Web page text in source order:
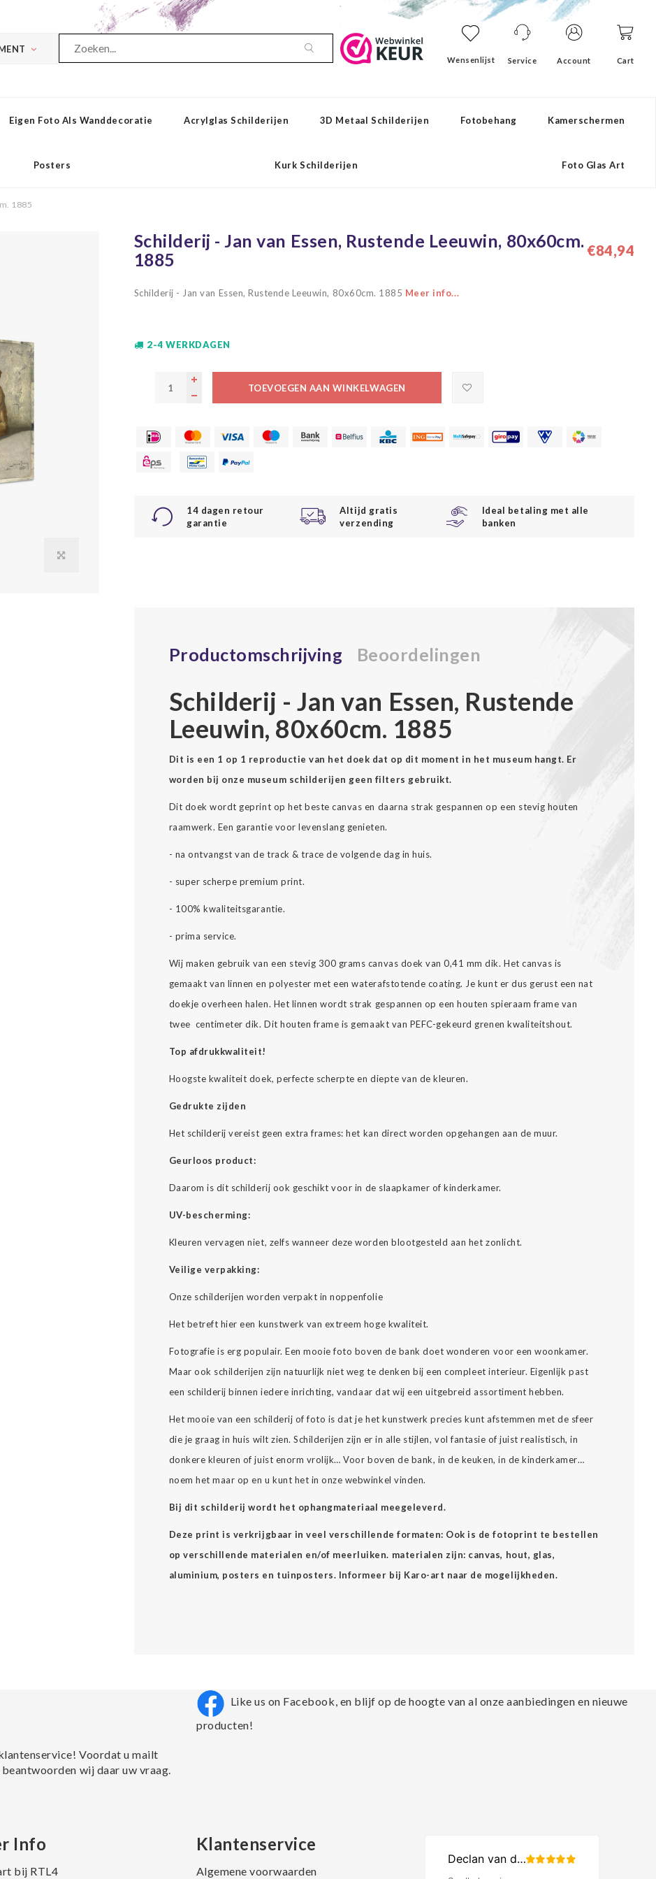
Wensenlijst Service Account Cart
Eigen Foto Als Wanddecoratie Acrylglas Schilderijen 3D Metaal Schilderijen Fotobehang Kamerschermen
Posters Kurk Schilderijen Foto Glas Art
1885
Schilderij - Jan van Essen, Rustende Leeuwin, 80x60cm.
1885
€84,94
Schilderij - Jan van Essen, Rustende Leeuwin, 80x60cm. 1885 Meer info...
2-4 WERKDAGEN
TOEVOEGEN AAN WINKELWAGEN
14 dagen retour
garantie
Altijd gratis
verzending
Ideal betaling met alle
banken
Productomschrijving Beoordelingen
Schilderij - Jan van Essen, Rustende
Leeuwin, 80x60cm. 1885
Dit is een 1 op 1 reproductie van het doek dat op dit moment in het museum hangt. Er
worden bij onze museum schilderijen geen filters gebruikt.
Dit doek wordt geprint op het beste canvas en daarna strak gespannen op een stevig houten
raamwerk. Een garantie voor levenslang genieten.
- na ontvangst van de track & trace de volgende dag in huis.
- super scherpe premium print.
- 100% kwaliteitsgarantie.
- prima service.
Wij maken gebruik van een stevig 300 grams canvas doek van 0,41 mm dik. Het canvas is
gemaakt van linnen en polyester met een waterafstotende coating. Je kunt er dus gerust een nat
doekje overheen halen. Het linnen wordt strak gespannen op een houten spieraam frame van
twee centimeter dik. Dit houten frame is gemaakt van PEFC-gekeurd grenen kwaliteitshout.
Top afdrukkwaliteit!
Hoogste kwaliteit doek, perfecte scherpte en diepte van de kleuren.
Gedrukte zijden
Het schilderij vereist geen extra frames: het kan direct worden opgehangen aan de muur.
Geurloos product:
Daarom is dit schilderij ook geschikt voor in de slaapkamer of kinderkamer.
UV-bescherming:
Kleuren vervagen niet, zelfs wanneer deze worden blootgesteld aan het zonlicht.
Veilige verpakking:
Onze schilderijen worden verpakt in noppenfolie
Het betreft hier een kunstwerk van extreem hoge kwaliteit.
Fotografie is erg populair. Een mooie foto boven de bank doet wonderen voor een woonkamer.
Maar ook schilderijen zijn natuurlijk niet weg te denken bij een compleet interieur. Eigenlijk past
een schilderij binnen iedere inrichting, vandaar dat wij een uitgebreid assortiment hebben.
Het mooie van een schilderij of foto is dat je het kunstwerk precies kunt afstemmen met de sfeer
die je graag in huis wilt zien. Schilderijen zijn er in alle stijlen, vol fantasie of juist realistisch, in
donkere kleuren of juist enorm vrolijk… Voor boven de bank, in de keuken, in de kinderkamer…
noem het maar op en u kunt het in onze webwinkel vinden.
Bij dit schilderij wordt het ophangmateriaal meegeleverd.
Deze print is verkrijgbaar in veel verschillende formaten: Ook is de fotoprint te bestellen
op verschillende materialen en/of meerluiken. materialen zijn: canvas, hout, glas,
aluminium, posters en tuinposters. Informeer bij Karo-art naar de mogelijkheden.
Voordat u mailt
wij daar uw vraag.
Like us on Facebook, en blijf op de hoogte van al onze aanbiedingen en nieuwe
producten!
Info
bij RTL4
Klantenservice
Algemene voorwaarden